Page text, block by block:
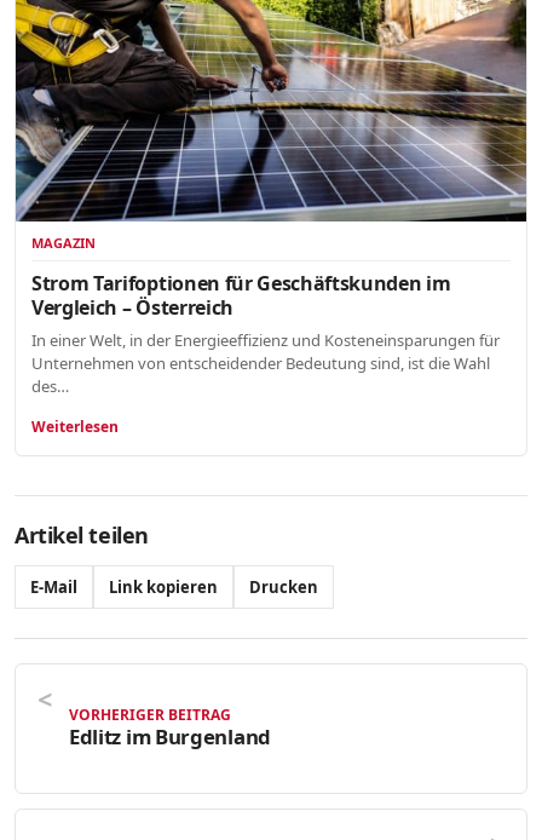
MAGAZIN
Strom Tarifoptionen für Geschäftskunden im
Vergleich – Österreich
In einer Welt, in der Energieeffizienz und Kosteneinsparungen für
Unternehmen von entscheidender Bedeutung sind, ist die Wahl
des…
Weiterlesen
Artikel teilen
E-Mail Link kopieren Drucken
VORHERIGER BEITRAG
Edlitz im Burgenland